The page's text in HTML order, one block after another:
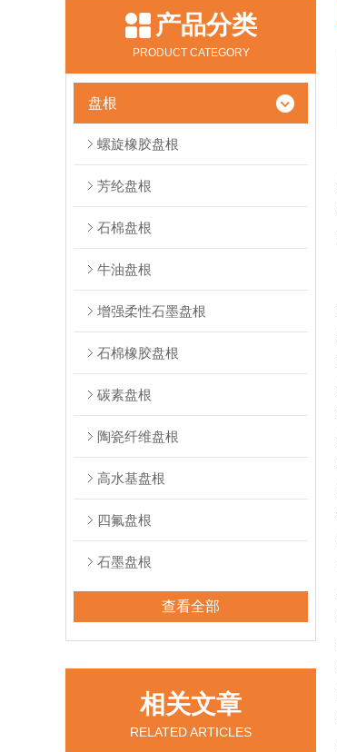
产品分类
PRODUCT CATEGORY
盘根
螺旋橡胶盘根
芳纶盘根
石棉盘根
牛油盘根
增强柔性石墨盘根
石棉橡胶盘根
碳素盘根
陶瓷纤维盘根
高水基盘根
四氟盘根
石墨盘根
查看全部
相关文章
RELATED ARTICLES